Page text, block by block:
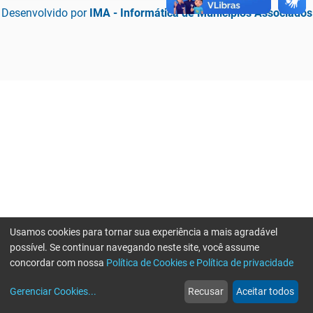
Desenvolvido por IMA - Informática de Municípios Associados
web
Notícias
more_horiz
Mais
Usamos cookies para tornar sua experiência a mais agradável
possível. Se continuar navegando neste site, você assume
concordar com nossa Política de Cookies e Política de privacidade
Gerenciar Cookies... Recusar Aceitar todos
Erro ao enviar informações, por favor tente novamente